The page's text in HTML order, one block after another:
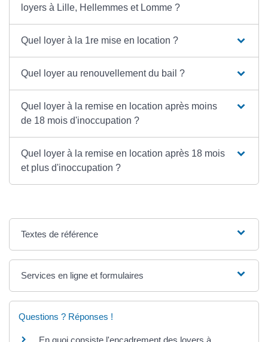
loyers à Lille, Hellemmes et Lomme ?
Quel loyer à la 1re mise en location ?
Quel loyer au renouvellement du bail ?
Quel loyer à la remise en location après moins
de 18 mois d'inoccupation ?
Quel loyer à la remise en location après 18 mois
et plus d'inoccupation ?
Textes de référence
Services en ligne et formulaires
Questions ? Réponses !
En quoi consiste l'encadrement des loyers à